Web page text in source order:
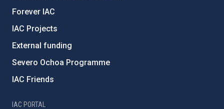
Forever IAC
IAC Projects
External funding
Severo Ochoa Programme
IAC Friends
IAC PORTAL